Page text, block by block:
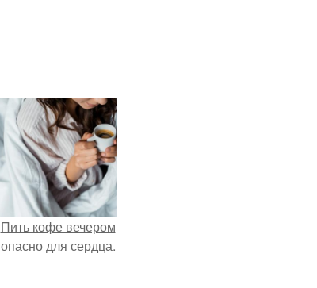
Пить кофе вечером
опасно для сердца.